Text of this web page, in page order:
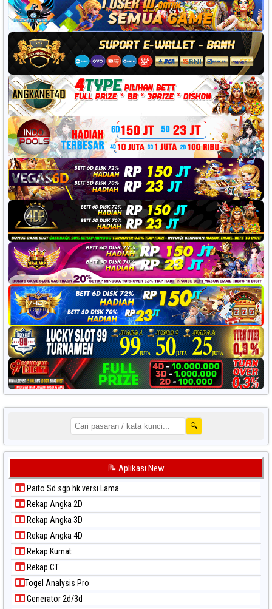
🔍
📝 Aplikasi New
Paito Sd sgp hk versi Lama
Rekap Angka 2D
Rekap Angka 3D
Rekap Angka 4D
Rekap Kumat
Rekap CT
Togel Analysis Pro
Generator 2d/3d